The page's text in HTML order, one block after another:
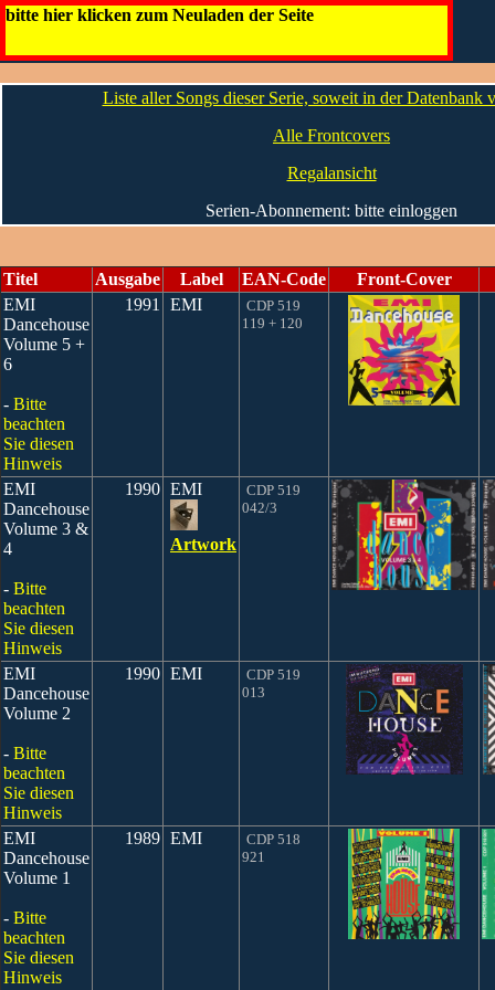
bitte hier klicken zum Neuladen der Seite
EMI Dancehouse
Liste aller Songs dieser Serie, soweit in der Datenbank
Alle Frontcovers
Regalansicht
Serien-Abonnement: bitte einloggen
Titel Ausgabe Label EAN-Code
Front-Cover
EMI
Dancehouse
Volume 5 +
6
- Bitte
beachten
Sie diesen
Hinweis
1991 EMI
CDP 519
119 + 120
EMI
Dancehouse
Volume 3 &
4
- Bitte
beachten
Sie diesen
Hinweis
1990 EMI
Artwork
CDP 519
042/3
EMI
Dancehouse
Volume 2
- Bitte
beachten
Sie diesen
Hinweis
1990 EMI
CDP 519
013
EMI
Dancehouse
Volume 1
- Bitte
beachten
Sie diesen
Hinweis
1989 EMI
CDP 518
921